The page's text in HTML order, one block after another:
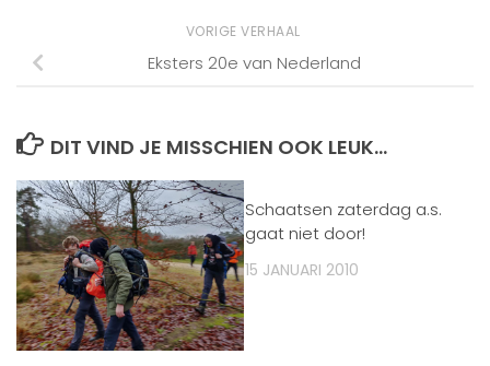
VORIGE VERHAAL
Eksters 20e van Nederland
DIT VIND JE MISSCHIEN OOK LEUK...
Schaatsen zaterdag a.s.
gaat niet door!
15 JANUARI 2010